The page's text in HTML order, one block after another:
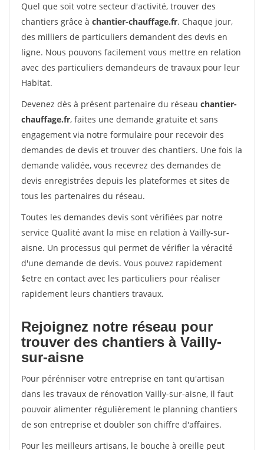
Quel que soit votre secteur d'activité, trouver des
chantiers grâce à chantier-chauffage.fr. Chaque jour,
des milliers de particuliers demandent des devis en
ligne. Nous pouvons facilement vous mettre en relation
avec des particuliers demandeurs de travaux pour leur
Habitat.
Devenez dès à présent partenaire du réseau chantier-
chauffage.fr, faites une demande gratuite et sans
engagement via notre formulaire pour recevoir des
demandes de devis et trouver des chantiers. Une fois la
demande validée, vous recevrez des demandes de
devis enregistrées depuis les plateformes et sites de
tous les partenaires du réseau.
Toutes les demandes devis sont vérifiées par notre
service Qualité avant la mise en relation à Vailly-sur-
aisne. Un processus qui permet de vérifier la véracité
d'une demande de devis. Vous pouvez rapidement
$etre en contact avec les particuliers pour réaliser
rapidement leurs chantiers travaux.
Rejoignez notre réseau pour
trouver des chantiers à Vailly-
sur-aisne
Pour pérénniser votre entreprise en tant qu'artisan
dans les travaux de rénovation Vailly-sur-aisne, il faut
pouvoir alimenter régulièrement le planning chantiers
de son entreprise et doubler son chiffre d'affaires.
Pour les meilleurs artisans, le bouche à oreille peut